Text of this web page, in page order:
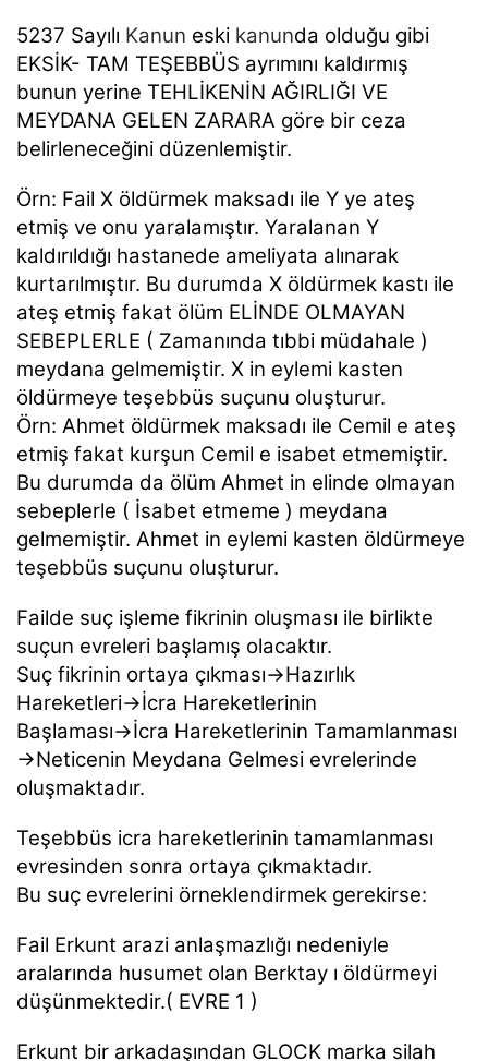
5237 Sayılı Kanun eski kanunda olduğu gibi
EKSİK- TAM TEŞEBBÜS ayrımını kaldırmış
bunun yerine TEHLİKENİN AĞIRLIĞI VE
MEYDANA GELEN ZARARA göre bir ceza
belirleneceğini düzenlemiştir.
Örn: Fail X öldürmek maksadı ile Y ye ateş
etmiş ve onu yaralamıştır. Yaralanan Y
kaldırıldığı hastanede ameliyata alınarak
kurtarılmıştır. Bu durumda X öldürmek kastı ile
ateş etmiş fakat ölüm ELİNDE OLMAYAN
SEBEPLERLE ( Zamanında tıbbi müdahale )
meydana gelmemiştir. X in eylemi kasten
öldürmeye teşebbüs suçunu oluşturur.
Örn: Ahmet öldürmek maksadı ile Cemil e ateş
etmiş fakat kurşun Cemil e isabet etmemiştir.
Bu durumda da ölüm Ahmet in elinde olmayan
sebeplerle ( İsabet etmeme ) meydana
gelmemiştir. Ahmet in eylemi kasten öldürmeye
teşebbüs suçunu oluşturur.
Failde suç işleme fikrinin oluşması ile birlikte
suçun evreleri başlamış olacaktır.
Suç fikrinin ortaya çıkması→Hazırlık
Hareketleri→İcra Hareketlerinin
Başlaması→İcra Hareketlerinin Tamamlanması
→Neticenin Meydana Gelmesi evrelerinde
oluşmaktadır.
Teşebbüs icra hareketlerinin tamamlanması
evresinden sonra ortaya çıkmaktadır.
Bu suç evrelerini örneklendirmek gerekirse:
Fail Erkunt arazi anlaşmazlığı nedeniyle
aralarında husumet olan Berktay ı öldürmeyi
düşünmektedir.( EVRE 1 )
Erkunt bir arkadaşından GLOCK marka silah